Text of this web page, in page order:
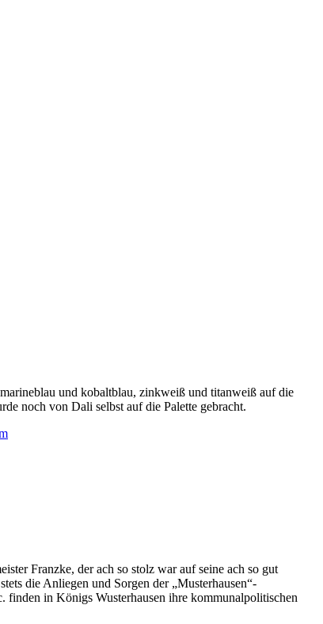
und kobaltblau, zinkweiß und titanweiß auf die
noch von Dali selbst auf die Palette gebracht.
Franzke, der ach so stolz war auf seine ach so gut
die Anliegen und Sorgen der „Musterhausen“-
in Königs Wusterhausen ihre kommunalpolitischen